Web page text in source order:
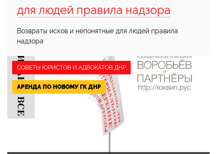
для людей правила надзора
Возвраты исков и непонятные для людей правила
надзора
СОВЕТЫ ЮРИСТОВ И АДВОКАТОВ ДНР
АРЕНДА ПО НОВОМУ ГК ДНР